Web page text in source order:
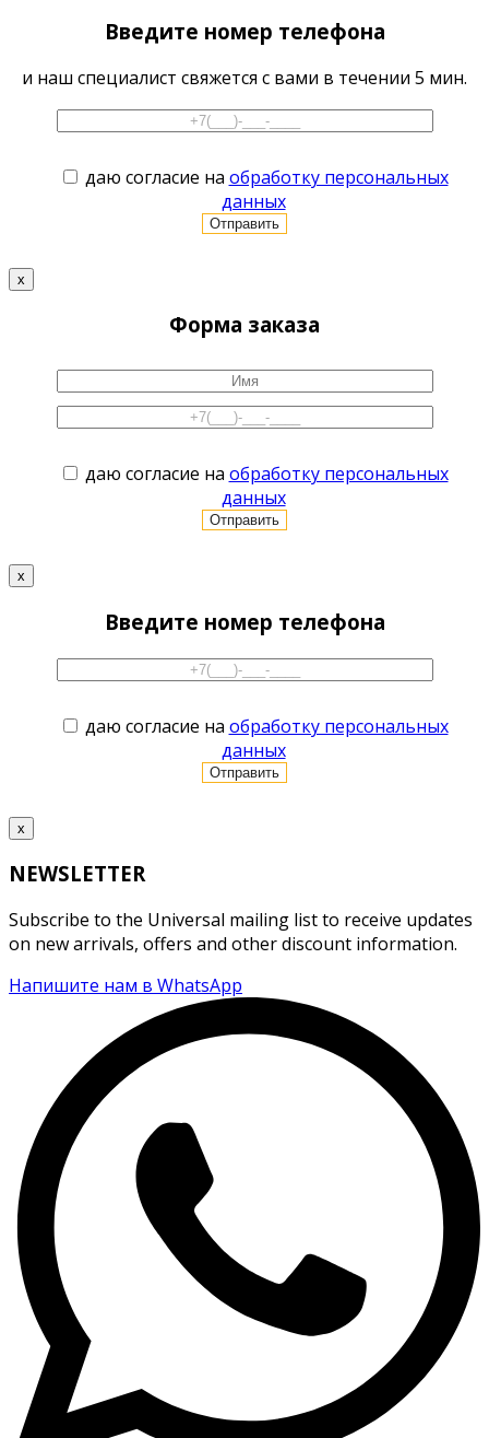
Введите номер телефона
и наш специалист свяжется с вами в течении 5 мин.
даю согласие на обработку персональных
данных
x
Форма заказа
даю согласие на обработку персональных
данных
x
Введите номер телефона
даю согласие на обработку персональных
данных
x
NEWSLETTER
Subscribe to the Universal mailing list to receive updates
on new arrivals, offers and other discount information.
Напишите нам в WhatsApp